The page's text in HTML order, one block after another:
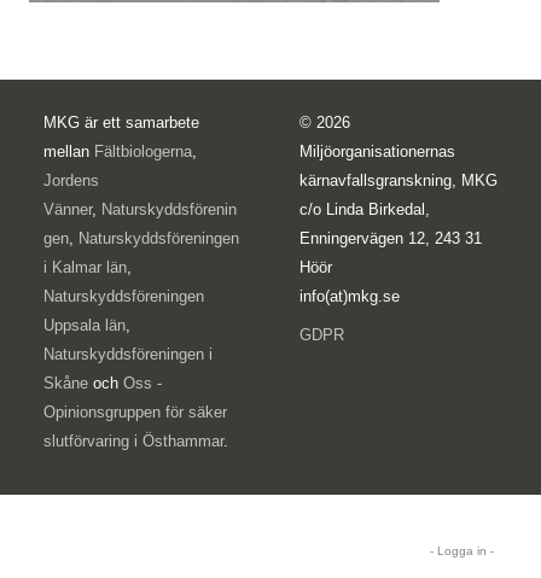
MKG är ett samarbete
mellan Fältbiologerna
Jordens
Vänner, Naturskyddsförenin
gen
Naturskyddsföreningen
i Kalmar län
Naturskyddsföreningen
Uppsala län
Naturskyddsföreningen i
Skåne och Oss -
Opinionsgruppen för säker
slutförvaring i Östhammar.
© 2026
Miljöorganisationernas
kärnavfallsgranskning, MKG
c/o Linda Birkedal,
Enningervägen 12, 243 31
Höör
info(at)mkg.se
GDPR
- Logga in -